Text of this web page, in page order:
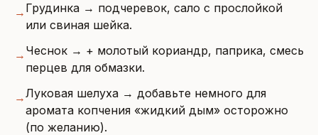
→ Грудинка → подчеревок, сало с прослойкой
или свиная шейка.
→ Чеснок → + молотый кориандр, паприка, смесь
перцев для обмазки.
→Луковая шелуха → добавьте немного для
аромата копчения «жидкий дым» осторожно
(по желанию).